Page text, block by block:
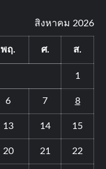
สิงหาคม 2026
พฤ. ศ. ส.
1
6 7 8
13 14 15
20 21 22